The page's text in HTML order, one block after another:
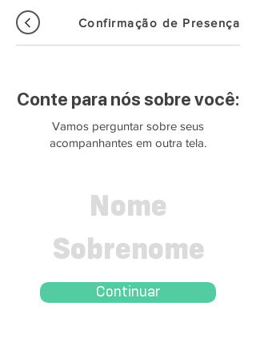
Confirmação de Presença
Conte para nós sobre você:
Vamos perguntar sobre seus
acompanhantes em outra tela.
Continuar